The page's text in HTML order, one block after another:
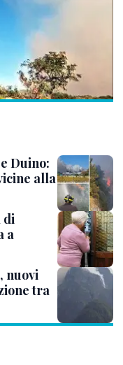
Duino:
alla
di
a
nuovi
tra